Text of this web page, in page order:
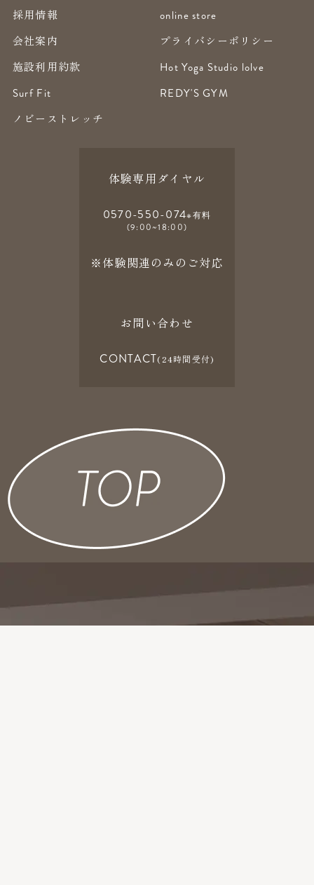
採用情報
online store
会社案内
プライバシーポリシー
施設利用約款
Hot Yoga Studio lolve
Surf Fit
REDY'S GYM
ノビーストレッチ
体験専用ダイヤル
0570-550-074※有料
(9:00~18:00)
※体験関連のみのご対応
お問い合わせ
CONTACT(24時間受付)